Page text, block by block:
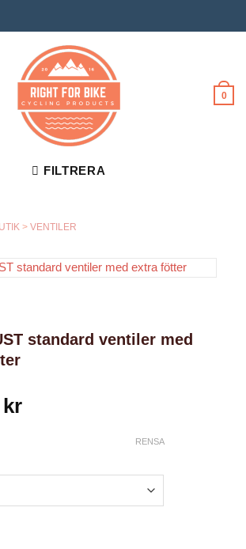
0
FILTRERA
> VENTILER
standard ventiler med
kr
RENSA